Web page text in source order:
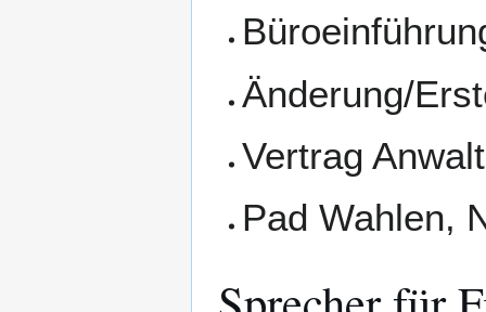
Änderung/
Vertrag
Pad Wahlen,